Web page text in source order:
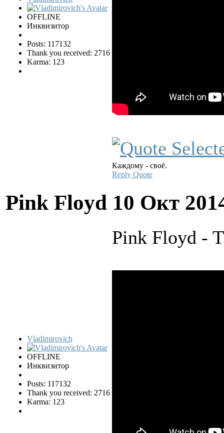
OFFLINE
Инквизитор
Posts: 117132
Thank you received: 2716
Karma: 123
Каждому - своё.
Reply Quote
Pink Floyd 10 Окт
Vladimirovich
OFFLINE
Инквизитор
Posts: 117132
Thank you received: 2716
Karma: 123
Pink Floyd -